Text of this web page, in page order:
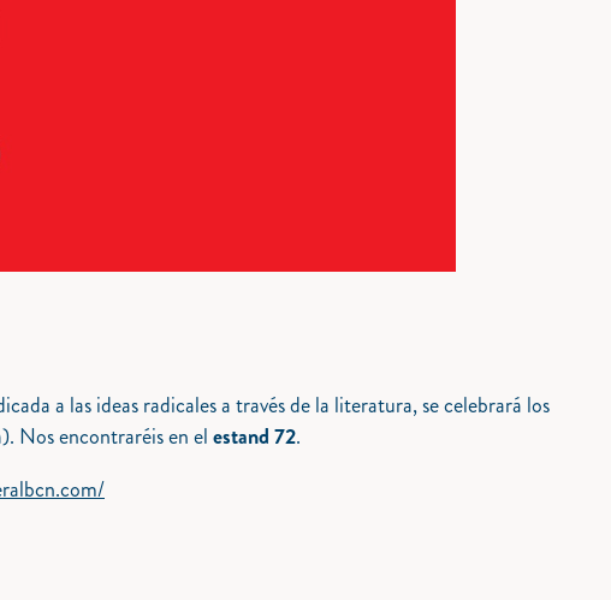
a las ideas radicales a través de la literatura, se celebrará los
Nos encontraréis en elestand 72.